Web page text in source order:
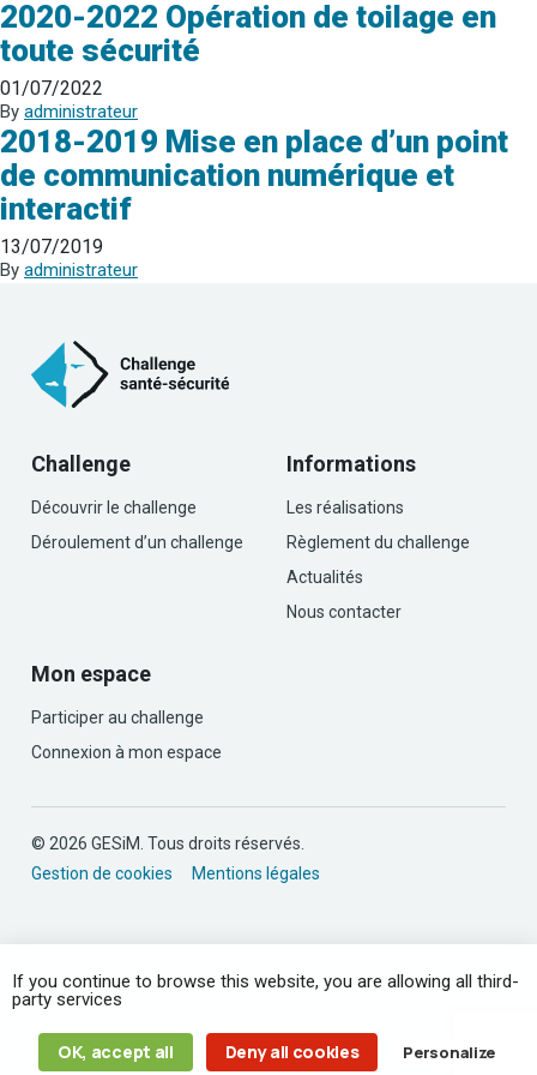
2020-2022 Opération de toilage en
toute sécurité
01/07/2022
By administrateur
2018-2019 Mise en place d’un point
de communication numérique et
interactif
13/07/2019
By administrateur
Challenge
Découvrir le challenge
Déroulement d’un challenge
Informations
Les réalisations
Règlement du challenge
Actualités
Nous contacter
Mon espace
Participer au challenge
Connexion à mon espace
© 2026 GESiM. Tous droits réservés.
Gestion de cookies
Mentions légales
If you continue to browse this website, you are allowing all third-
party services
OK, accept all Deny all cookies Personalize